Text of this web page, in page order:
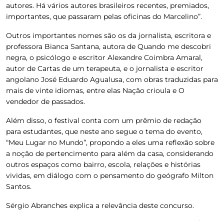
autores. Há vários autores brasileiros recentes, premiados,
importantes, que passaram pelas oficinas do Marcelino”.
Outros importantes nomes são os da jornalista, escritora e
professora Bianca Santana, autora de Quando me descobri
negra, o psicólogo e escritor Alexandre Coimbra Amaral,
autor de Cartas de um terapeuta, e o jornalista e escritor
angolano José Eduardo Agualusa, com obras traduzidas para
mais de vinte idiomas, entre elas Nação crioula e O
vendedor de passados.
Além disso, o festival conta com um prêmio de redação
para estudantes, que neste ano segue o tema do evento,
“Meu Lugar no Mundo”, propondo a eles uma reflexão sobre
a noção de pertencimento para além da casa, considerando
outros espaços como bairro, escola, relações e histórias
vividas, em diálogo com o pensamento do geógrafo Milton
Santos.
Sérgio Abranches explica a relevância deste concurso.